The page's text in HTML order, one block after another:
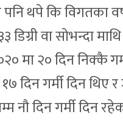
थपे कि विगतका
डिग्री वा सोभन्दा
मा २० दिन निक्कै
दिन गर्मी दिन थिए
नौ दिन गर्मी दिन